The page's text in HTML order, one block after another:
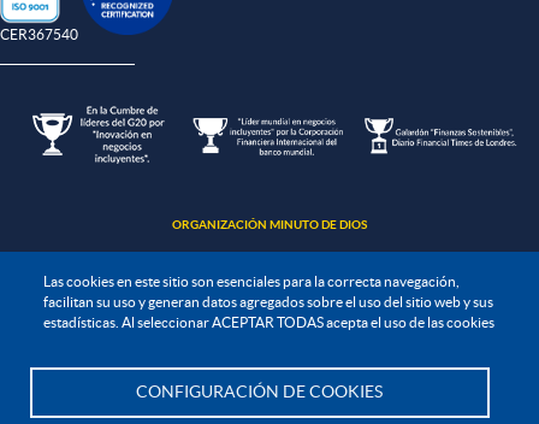
Las cookies en este sitio son esenciales para la correcta navegación,
facilitan su uso y generan datos agregados sobre el uso del sitio web y sus
estadísticas. Al seleccionar ACEPTAR TODAS acepta el uso de las cookies
CONFIGURACIÓN DE COOKIES
CER367540
ORGANIZACIÓN MINUTO DE DIOS
Política de protección de datos